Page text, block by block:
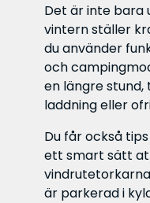
Det är inte bara
vintern ställer
du använder
och
en längre stund,
laddning eller
Du får också
ett smart sätt
är parkerad i